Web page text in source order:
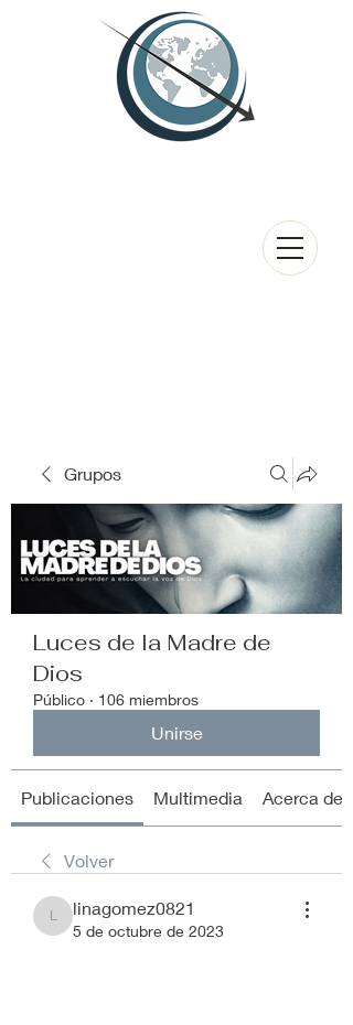
Grupos
Luces de la Madre de
Dios
Público · 106 miembros
Unirse
Publicaciones Multimedia Acerca de
Volver
linagomez0821
linagomez0821
5 de octubre de 2023